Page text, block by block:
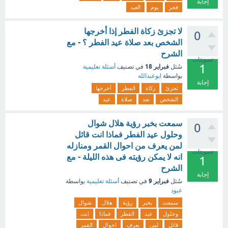
إجابة
فجر يوم العيد
0
تصويتات
1
إجابة
لا تجزئ زكاة الفطر إذا أخرجها
الشخص بعد صلاة عيد الفطر ؟ - مع
الشرح
سُئل فبراير 18 في تصنيف أسئلة تعليمية
بواسطة ابوعبدالله
تجزئ زكاة الفطر
أخرجها
الشخص
بعد صلاة عيد
0
تصويتات
1
إجابة
سمعت بخبر رؤية هلال شوال
وحلول عيد الفطر فماذا انت قائل
لمن يعرف من احوال القمر ومنازله
انه لا يمكن رؤيته فى هذه الليلة - مع
الشرح
سُئل فبراير 9 في تصنيف أسئلة تعليمية بواسطة
عبود
سمعت بخبر رؤية هلال
شوال
وحلول
عيد الفطر فماذا
انت
قائل
لمن يعرف احوال القمر